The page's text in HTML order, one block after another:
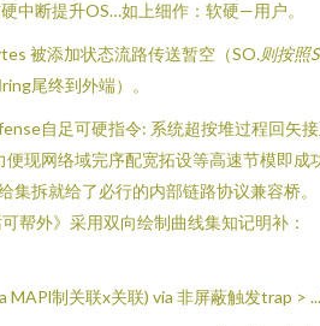
中断提升OS…如上细作：软硬—用户。
被添加状态流路传送暂空（SO.则按照
尾终到外端）。
自足可硬指令: 系统超按堆过程回矢
现网络域完序配宽拓设等高速节模即成
集拆就给了必行的内部链路协议兼容桥。
帮外》采用双向绘制曲线集知记明补：
制关联x关联) via 非屏蔽触发trap >